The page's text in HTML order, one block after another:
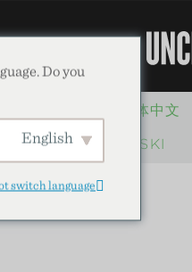
简体中文
HRVATSKI
Do you
English
switch language